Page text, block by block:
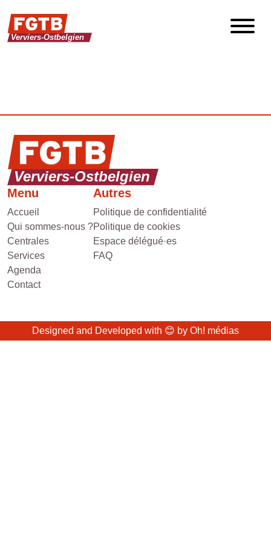
Menu
Accueil
Qui sommes-nous ?
Centrales
Services
Agenda
Contact
Autres
Politique de confidentialité
Politique de cookies
Espace délégué·es
FAQ
Designed and Developed with 😊 by Oh! médias